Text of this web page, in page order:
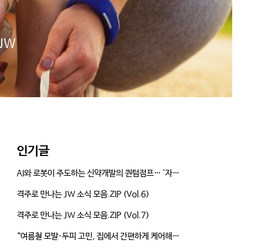
문
례
기
신청
알려드립니다
재무정보
주가·공시
IR 신청
IR문의하기
인기글
AI와 로봇이 주도하는 신약개발의 퀀텀점프… '자율형 R&D' 앞장서는 JW
격주로 만나는 JW 소식 모음.ZIP (Vol.6)
격주로 만나는 JW 소식 모음.ZIP (Vol.7)
“여름철 모발·두피 고민, 집에서 간편하게 케어해요!” JW신약 듀크레이 ‘네옵타이드 엑스퍼트’ 뷰티클래스 현장